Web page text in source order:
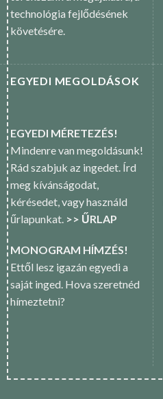
technológia fejlődésének
követésére.
EGYEDI MEGOLDÁSOK
EGYEDI MÉRETEZÉS!
Mindenre van megoldásunk!
Rád szabjuk az ingedet. Írd
meg kívánságodat,
kérésedet, vagy használd
űrlapunkat. >> ŰRLAP
MONOGRAM HÍMZÉS!
Ettől lesz igazán egyedi a
saját inged. Hova szeretnéd
hímeztetni?